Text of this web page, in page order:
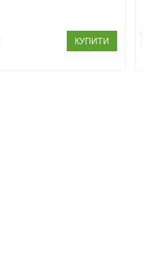
КУПИТИ